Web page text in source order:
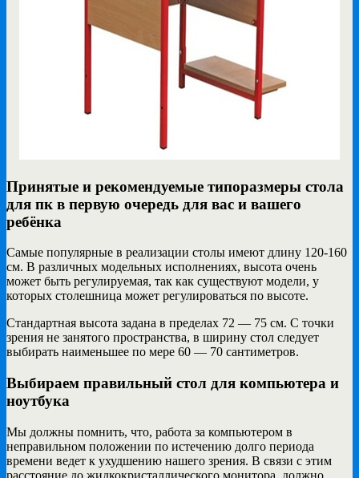
Принятые и рекомендуемые типоразмеры стола
для пк в первую очередь для вас и вашего
ребёнка
Самые популярные в реализации столы имеют длину 120-160
см. В различных модельных исполнениях, высота очень
может быть регулируемая, так как существуют модели, у
которых столешница может регулироваться по высоте.
Стандартная высота задана в пределах 72 — 75 см. С точки
зрения не занятого пространства, в ширину стол следует
выбирать наименьшее по мере 60 — 70 сантиметров.
Выбираем правильный стол для компьютера и
ноутбука
Мы должны помнить, что, работа за компьютером в
неправильном положении по истечению долго периода
времени ведет к ухудшению нашего зрения. В связи с этим
расстояние до жидкокристаллического монитора, должно